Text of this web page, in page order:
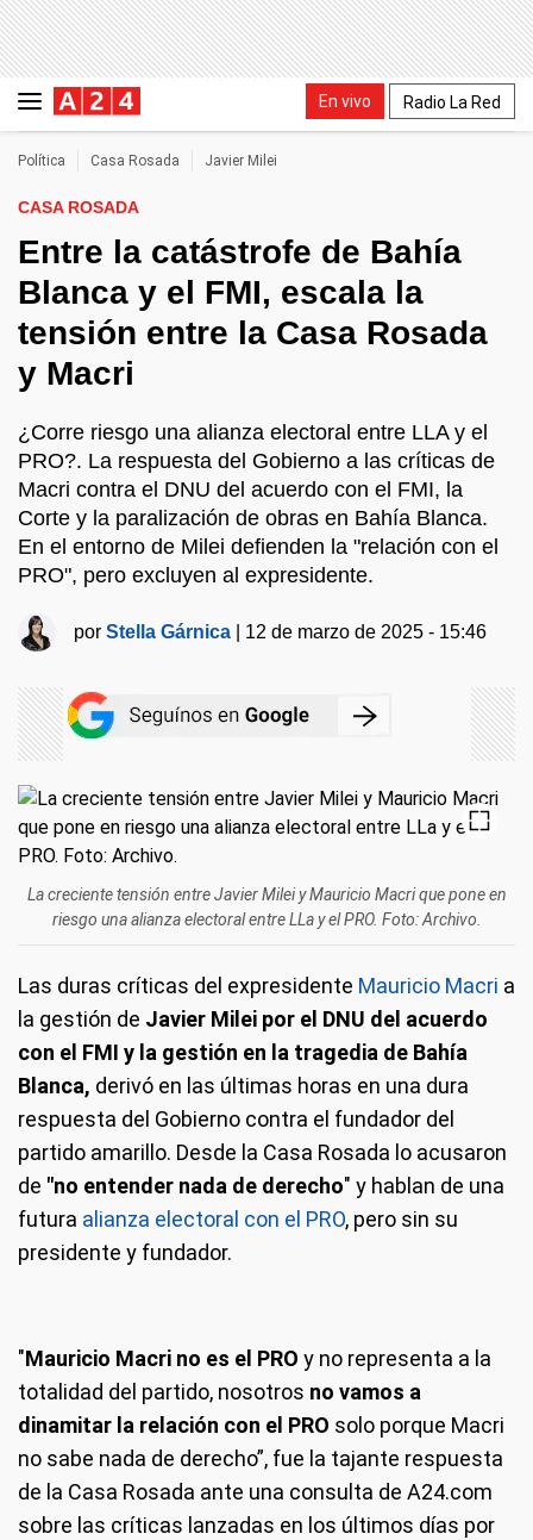
En vivo Radio La Red
Política Casa Rosada Javier Milei
CASA ROSADA
Entre la catástrofe de Bahía
Blanca y el FMI, escala la
tensión entre la Casa Rosada
y Macri
¿Corre riesgo una alianza electoral entre LLA y el
PRO?. La respuesta del Gobierno a las críticas de
Macri contra el DNU del acuerdo con el FMI, la
Corte y la paralización de obras en Bahía Blanca.
En el entorno de Milei defienden la "relación con el
PRO", pero excluyen al expresidente.
porStella Gárnica 12 de marzo de 2025 - 15:46
La creciente tensión entre Javier Milei y Mauricio Macri que pone en
riesgo una alianza electoral entre LLa y el PRO. Foto: Archivo.
Las duras críticas del expresidente Mauricio Macri a
la gestión de Javier Milei por el DNU del acuerdo
con el FMI y la gestión en la tragedia de Bahía
Blanca, derivó en las últimas horas en una dura
respuesta del Gobierno contra el fundador del
partido amarillo. Desde la Casa Rosada lo acusaron
de "no entender nada de derecho" y hablan de una
futura alianza electoral con el PRO, pero sin su
presidente y fundador.
"Mauricio Macri no es el PRO y no representa a la
totalidad del partido, nosotros no vamos a
dinamitar la relación con el PRO solo porque Macri
no sabe nada de derecho”, fue la tajante respuesta
de la Casa Rosada ante una consulta de A24.com
sobre las críticas lanzadas en los últimos días por